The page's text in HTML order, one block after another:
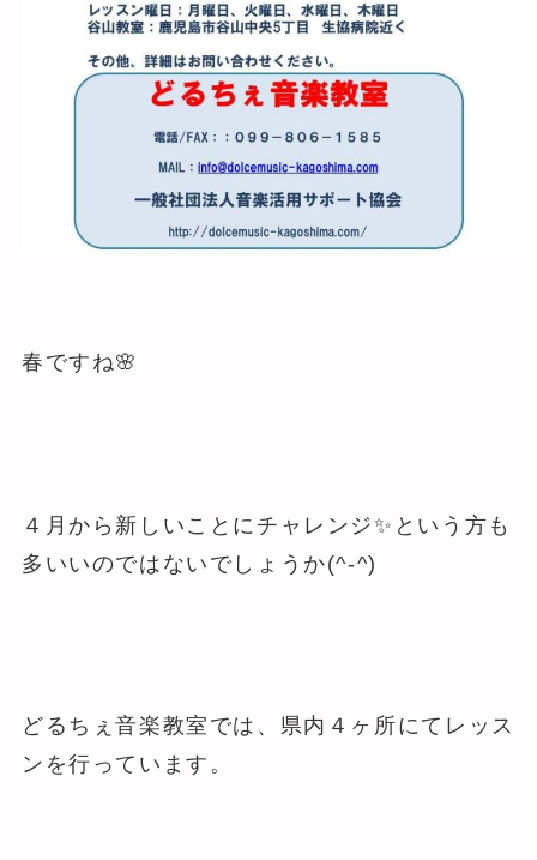
春ですね🌸
４月から新しいことにチャレンジ✨という方も
多いいのではないでしょうか(^-^)
どるちぇ音楽教室では、県内４ヶ所にてレッス
ンを行っています。